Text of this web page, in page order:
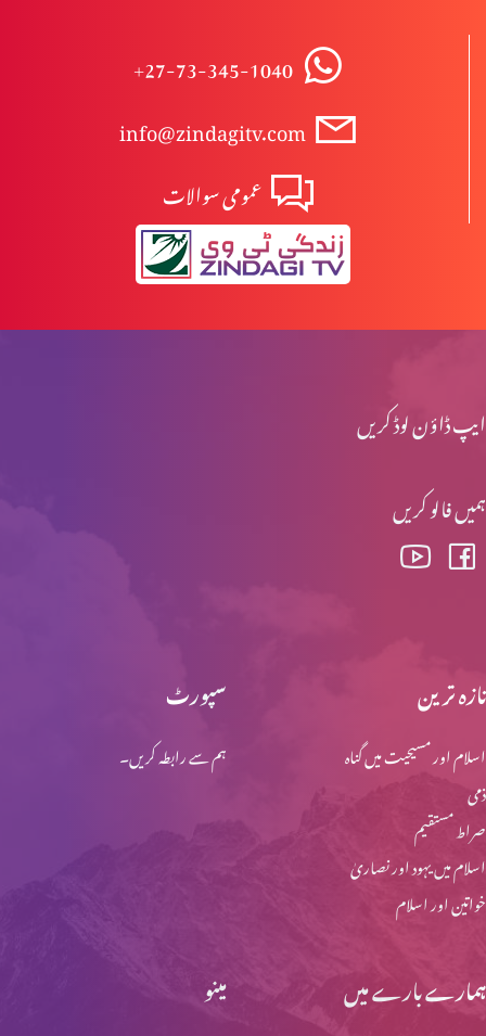
ابیونی ابتدائی مسیح کیوں نہیں ہوسکتے؟
مسیح کی پرستش تاریخ میں
اخلاقی احتساب: حقیقی راستبازی(حصہ 2)
اخلاقی احتساب: حقیقی راستبازی(حصہ 1)
اخلاقی احتساب : اجر عظیم (حصہ 1)
اخلاقی احتساب: پہاڑی واعظ (حصہ 4)
+27-73-345-1040
info@zindagitv.com
عمومی سوالات
ایپ ڈاؤن لوڈ کریں
ہمیں فالو کریں
سپورٹ
ہم سے رابطہ کریں۔
تازہ ترین
اسلام اور مسیحیت میں گناہ
ذمی
صراط مستقیم
اسلام میں یہود اور نصاریٰ
خواتین اور اسلام
مینو ہمارے بارے میں